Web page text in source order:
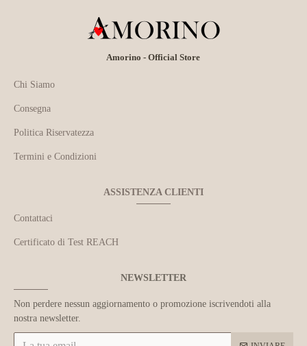
Amorino - Official Store
Chi Siamo
Consegna
Politica Riservatezza
Termini e Condizioni
ASSISTENZA CLIENTI
Contattaci
Certificato di Test REACH
NEWSLETTER
Non perdere nessun aggiornamento o promozione iscrivendoti alla
nostra newsletter.